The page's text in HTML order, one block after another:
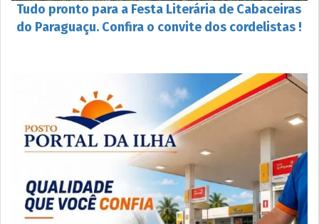
Tudo pronto para a Festa Literária de Cabaceiras
do Paraguaçu. Confira o convite dos cordelistas !